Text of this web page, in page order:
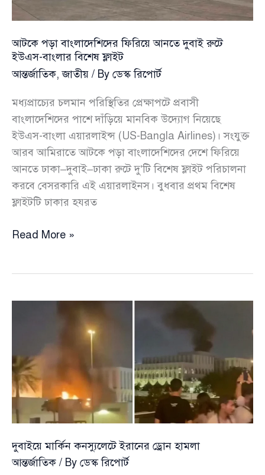
আটকে পড়া বাংলাদেশিদের ফিরিয়ে আনতে দুবাই রুটে
ইউএস-বাংলার বিশেষ ফ্লাইট
আন্তর্জাতিক,জাতীয় / By ডেস্ক রিপোর্ট
মধ্যপ্রাচ্যের চলমান পরিস্থিতির প্রেক্ষাপটে প্রবাসী
বাংলাদেশিদের পাশে দাঁড়িয়ে মানবিক উদ্যোগ নিয়েছে
ইউএস-বাংলা এয়ারলাইন্স (US-Bangla Airlines)। সংযুক্ত
আরব আমিরাতে আটকে পড়া বাংলাদেশিদের দেশে ফিরিয়ে
আনতে ঢাকা–দুবাই–ঢাকা রুটে দু’টি বিশেষ ফ্লাইট পরিচালনা
করবে বেসরকারি এই এয়ারলাইনস। বুধবার প্রথম বিশেষ
ফ্লাইটটি ঢাকার হযরত
আটকে
আনতে
ইউএস-
বাংলার
বিশেষ
ফ্লাইট
Read More »
দুবাইয়ে মার্কিন কনস্যুলেটে ইরানের ড্রোন হামলা
আন্তর্জাতিক / By ডেস্ক রিপোর্ট